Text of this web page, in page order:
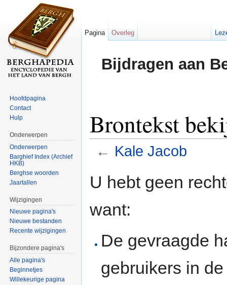
Bijdragen aan
Brontekst
← Kale Jacob
U hebt geen
want:
De gevraagde
gebruikers in
Pagina Overleg
Hoofdpagina
Contact
Hulp
Onderwerpen
Onderwerpen
Barghief Index (Archief
HKB)
Berghse woorden
Jaartallen
Wijzigingen
Nieuwe pagina's
Nieuwe bestanden
Recente wijzigingen
Bijzondere pagina's
Alle pagina's
Beginnetjes
Willekeurige pagina